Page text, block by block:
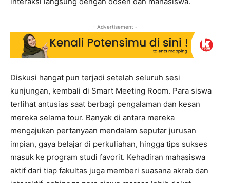
- Advertisement -
Diskusi hangat pun terjadi setelah seluruh sesi
kunjungan, kembali di Smart Meeting Room. Para siswa
terlihat antusias saat berbagi pengalaman dan kesan
mereka selama tour. Banyak di antara mereka
mengajukan pertanyaan mendalam seputar jurusan
impian, gaya belajar di perkuliahan, hingga tips sukses
masuk ke program studi favorit. Kehadiran mahasiswa
aktif dari tiap fakultas juga memberi suasana akrab dan